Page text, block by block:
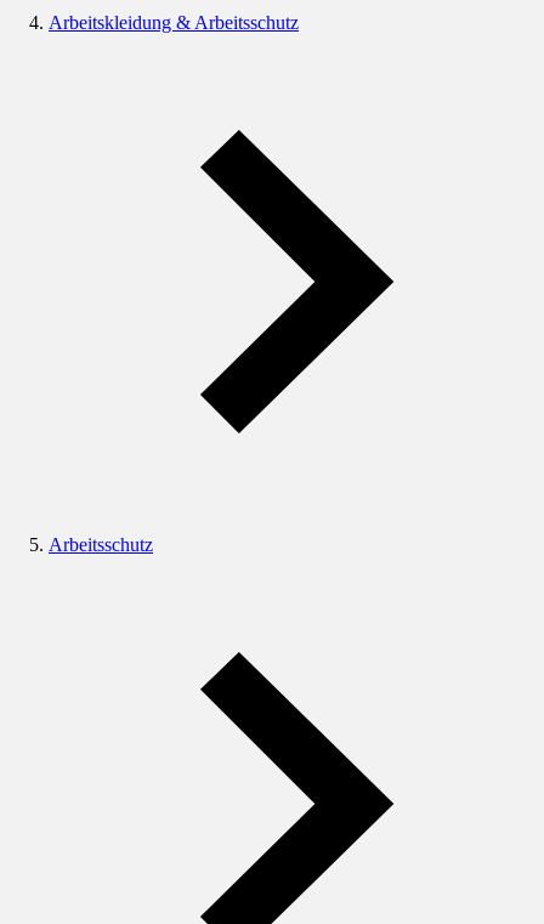
Arbeitskleidung & Arbeitsschutz
Arbeitsschutz